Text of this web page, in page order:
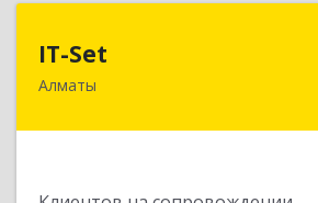
IT-Set
Алматы